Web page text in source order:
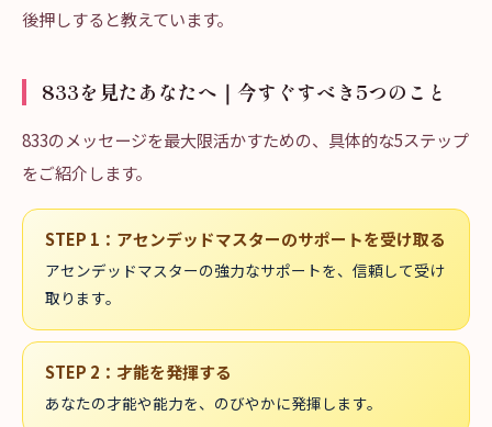
後押しすると教えています。
833を見たあなたへ｜今すぐすべき5つのこと
833のメッセージを最大限活かすための、具体的な5ステップ
をご紹介します。
STEP 1 ： アセンデッドマスターのサポートを受け取る
アセンデッドマスターの強力なサポートを、信頼して受け
取ります。
STEP 2 ： 才能を発揮する
あなたの才能や能力を、のびやかに発揮します。